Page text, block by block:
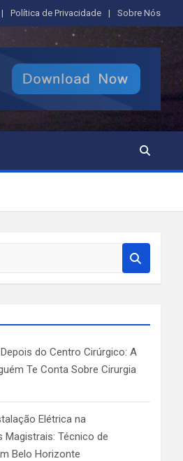
Política de Privacidade Sobre Nós
do Centro Cirúrgico: A
Te Conta Sobre Cirurgia
Elétrica na
Técnico de
Belo Horizonte